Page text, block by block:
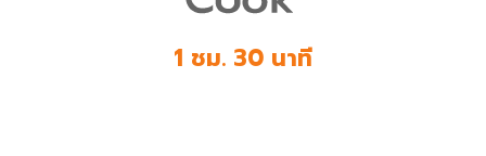
1 ชม. 30 นาที